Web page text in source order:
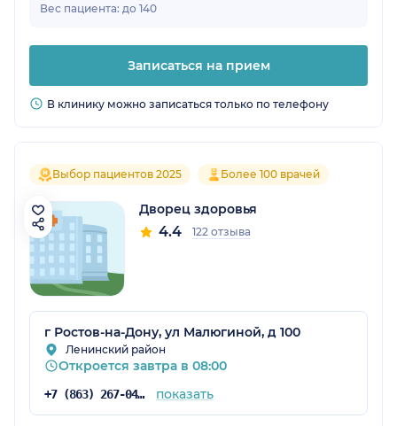
Вес пациента: до 140
Записаться на прием
В клинику можно записаться только по телефону
Выбор пациентов 2025 Более 100 врачей
Дворец здоровья
4.4 122 отзыва
г Ростов-на-Дону, ул Малюгиной, д 100
Ленинский район
Откроется завтра в 08:00
+7 (863) 267-04-38 показать